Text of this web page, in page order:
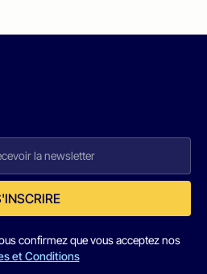
confirmez que vous acceptez nos
et Conditions